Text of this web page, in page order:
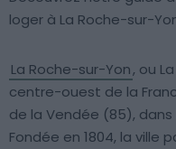
loger à La Roche-sur-
La Roche-sur-Yon, ou
centre-ouest de la
de la Vendée (85), dans
Fondée en 1804, la ville